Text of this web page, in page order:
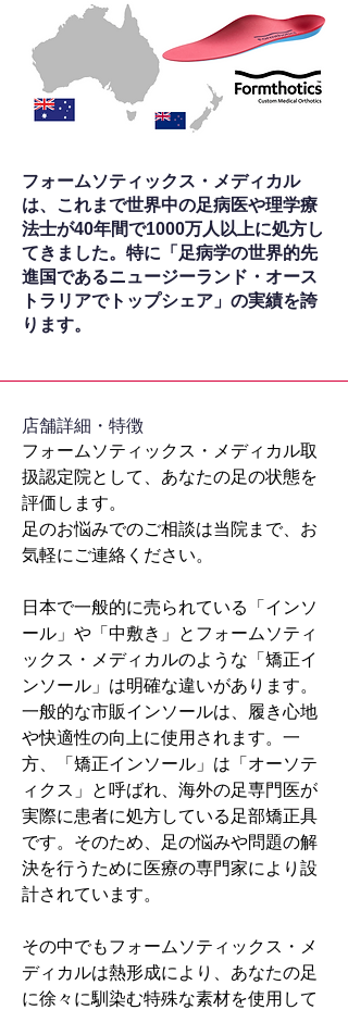
フォームソティックス・メディカル
は、これまで世界中の足病医や理学療
法士が40年間で1000万人以上に処方し
てきました。特に「足病学の世界的先
進国であるニュージーランド・オース
トラリアでトップシェア」の実績を誇
ります。
​店舗詳細・特徴
フォームソティックス・メディカル取
扱認定院として、あなたの足の状態を
評価します。
足のお悩みでのご相談は当院まで、お
気軽にご連絡ください。
日本で一般的に売られている「インソ
ール」や「中敷き」とフォームソティ
ックス・メディカルのような「矯正イ
ンソール」は明確な違いがあります。
一般的な市販インソールは、履き心地
や快適性の向上に使用されます。一
方、「矯正インソール」は「オーソテ
ィクス」と呼ばれ、海外の足専門医が
実際に患者に処方している足部矯正具
です。そのため、足の悩みや問題の解
決を行うために医療の専門家により設
計されています。
その中でもフォームソティックス・メ
ディカルは熱形成により、あなたの足
に徐々に馴染む特殊な素材を使用して